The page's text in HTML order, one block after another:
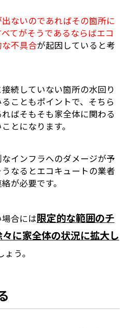
ないのであればその箇所に
てがそうであるならばエコ
不具合が起因していると考
続していない箇所の水回り
こともポイントで、そちら
ばそもそも家全体に関わる
とになります。
インフラへのダメージが予
なるとエコキュートの業者
が必要です。
合には限定的な範囲のチ
に家全体の状況に拡大し
う。